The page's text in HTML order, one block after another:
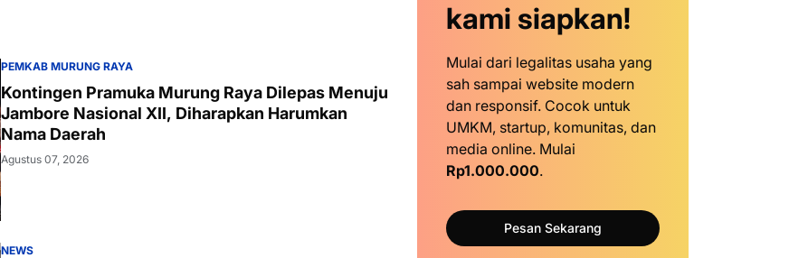
PEMKAB MURUNG RAYA
Kontingen Pramuka Murung Raya Dilepas Menuju
Jambore Nasional XII, Diharapkan Harumkan
Nama Daerah
Agustus 07, 2026
NEWS
kami siapkan!
Mulai dari legalitas usaha yang
sah sampai website modern
dan responsif. Cocok untuk
UMKM, startup, komunitas, dan
media online. Mulai
Rp1.000.000.
Pesan Sekarang